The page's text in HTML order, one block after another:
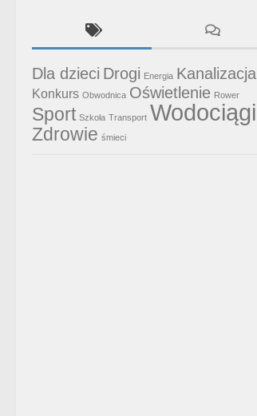
Dla dzieci Drogi Energia Kanalizacja
Konkurs Obwodnica Oświetlenie Rower
Sport Szkoła Transport Wodociągi
Zdrowie śmieci